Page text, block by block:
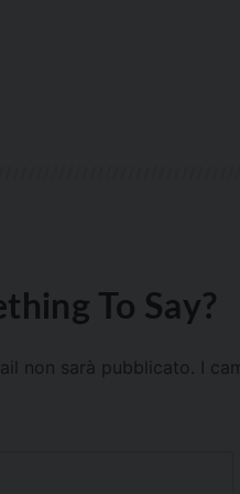
To Say?
non sarà pubblicato. I